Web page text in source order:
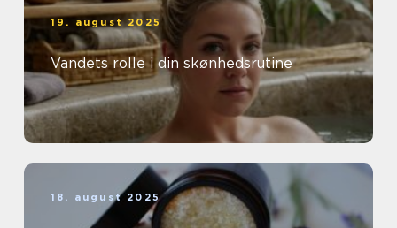
19. august 2025
Vandets rolle i din skønhedsrutine
18. august 2025